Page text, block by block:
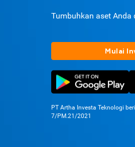
Tumbuhkan aset
Mulai
PT Artha Investa Teknologi
7/PM.21/2021